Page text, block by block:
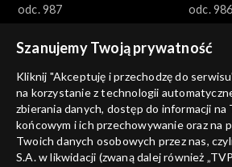
odc. 987
odc. 986
Gra słów. Krzyżówka
odc. 985
Gra
odc. 984
Szanujemy Twoją prywatność
Kliknij "Akceptuję i przechodzę do
na korzystanie z technologii
zbierania danych, dostęp do informacji na
końcowym i ich przechowywanie oraz na
Twoich danych osobowych przez nas,
S.A. w likwidacji (zwaną dalej również